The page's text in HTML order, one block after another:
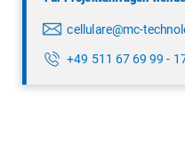
cellulare@mc-
+49 511 67 69 99 -